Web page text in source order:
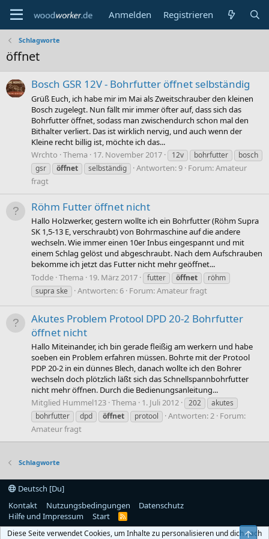
Anmelden Registrieren
Schlagworte
öffnet
Bosch GSR 12V - Bohrfutter öffnet selbständig
Grüß Euch, ich habe mir im Mai als Zweitschrauber den kleinen
Bosch zugelegt. Nun fällt mir immer öfter auf, dass sich das
Bohrfutter öffnet, sodass man zwischendurch schon mal den
Bithalter verliert. Das ist wirklich nervig, und auch wenn der
Kleine recht billig ist, möchte ich das...
Wrchto Thema 17. November 2017 12v bohrfutter
bosch
gsr
öffnet selbständig Antworten: 9 Forum:Amateur
fragt
Röhm Futter öffnet nicht
Hallo Holzwerker, gestern wollte ich ein Bohrfutter (Röhm Supra
SK 1,5-13 E, verschraubt) von Bohrmaschine auf die andere
wechseln. Wie immer einen 10er Inbus eingespannt und mit
einem Schlag gelöst und abgeschraubt. Nach dem Aufschrauben
bekomme ich jetzt das Futter nicht mehr geöffnet...
Todde Thema 19. März 2017 futter öffnet
röhm
supra ske
Antworten: 6 Forum:Amateur fragt
Akutes Problem Protool DPD 20-2 Bohrfutter
öffnet nicht
Hallo Miteinander, ich bin gerade fleißig am werkern und habe
soeben ein Problem erfahren müssen. Bohrte mit der Protool
PDP 20-2 in ein dünnes Blech, danach wollte ich den Bohrer
wechseln doch plötzlich läßt sich das Schnellspannbohrfutter
nicht mehr öffnen. Durch die Bedienungsanleitung...
Mitglied Hummel123 Thema 1. Juli 2012 202
akutes
bohrfutter
dpd öffnet protool Antworten: 2 Forum:
Amateur fragt
Schlagworte
Deutsch [Du]
Kontakt
Nutzungsbedingungen
Datenschutz
Hilfe und Impressum
Start
R
S
Diese Seite verwendet Cookies, um Inhalte zu personalisieren und dich nach